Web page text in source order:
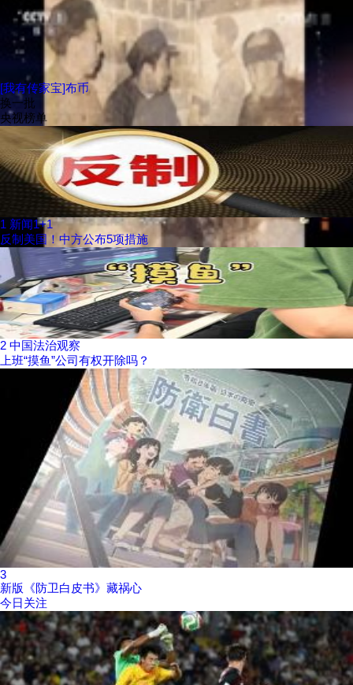
[我有传家宝]布币
换一批
央视榜单
1 新闻1+1
反制美国！中方公布5项措施
2 中国法治观察
上班“摸鱼”公司有权开除吗？
3
新版《防卫白皮书》藏祸心
今日关注